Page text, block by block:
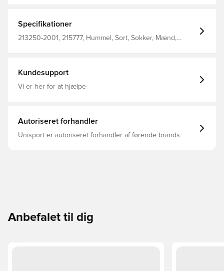
usynlige strømper er opdateret med hummel®
signaturdetaljer i form af strikkede vinkler og størrelsen
under foden.
Specifikationer
213250-2001, 215777, Hummel, Sort, Sokker, Mænd,
Kundesupport
Vi er her for at hjælpe
Autoriseret forhandler
Unisport er autoriseret forhandler af førende brands
Anbefalet til dig